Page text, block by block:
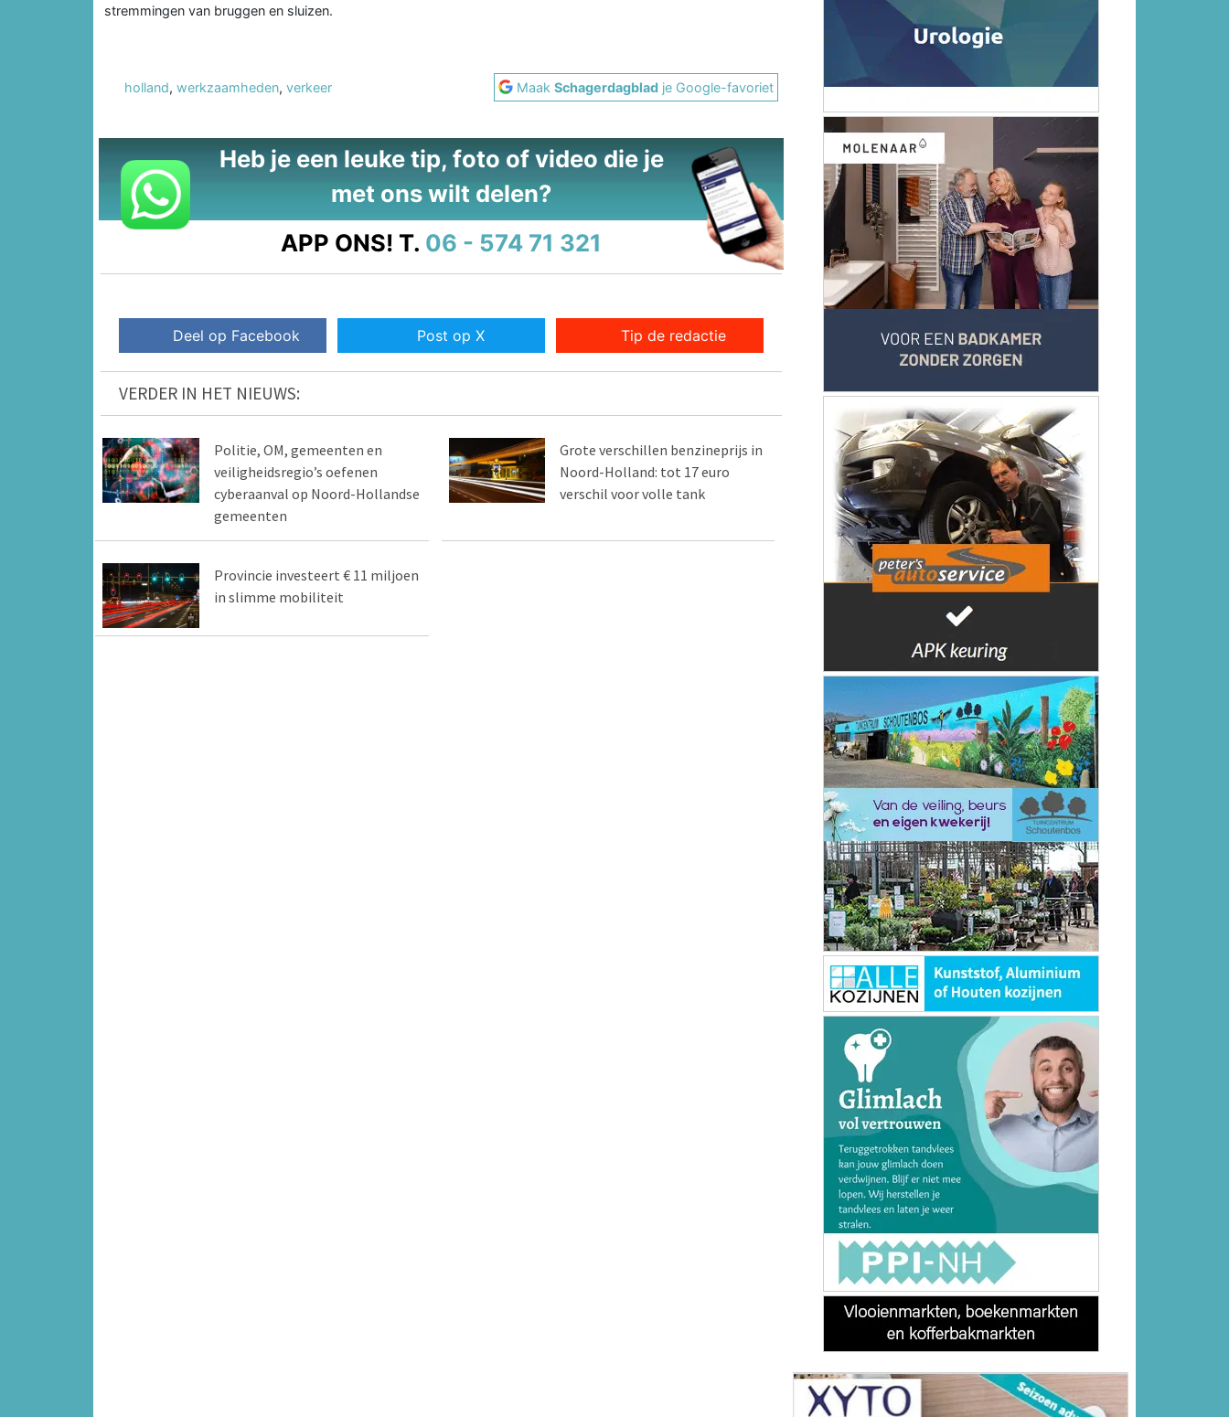
stremmingen van bruggen en sluizen.
holland, werkzaamheden, verkeer MaakSchagerdagblad je Google-favoriet
Heb je een leuke tip, foto of video die je
met ons wilt delen?
APP ONS! T. 06 - 574 71 321
Deel op Facebook Post op X Tip de redactie
VERDER IN HET NIEUWS:
Politie, OM, gemeenten en
veiligheidsregio’s oefenen
cyberaanval op Noord-Hollandse
gemeenten
Grote verschillen benzineprijs in
Noord-Holland: tot 17 euro
verschil voor volle tank
Provincie investeert € 11 miljoen
in slimme mobiliteit